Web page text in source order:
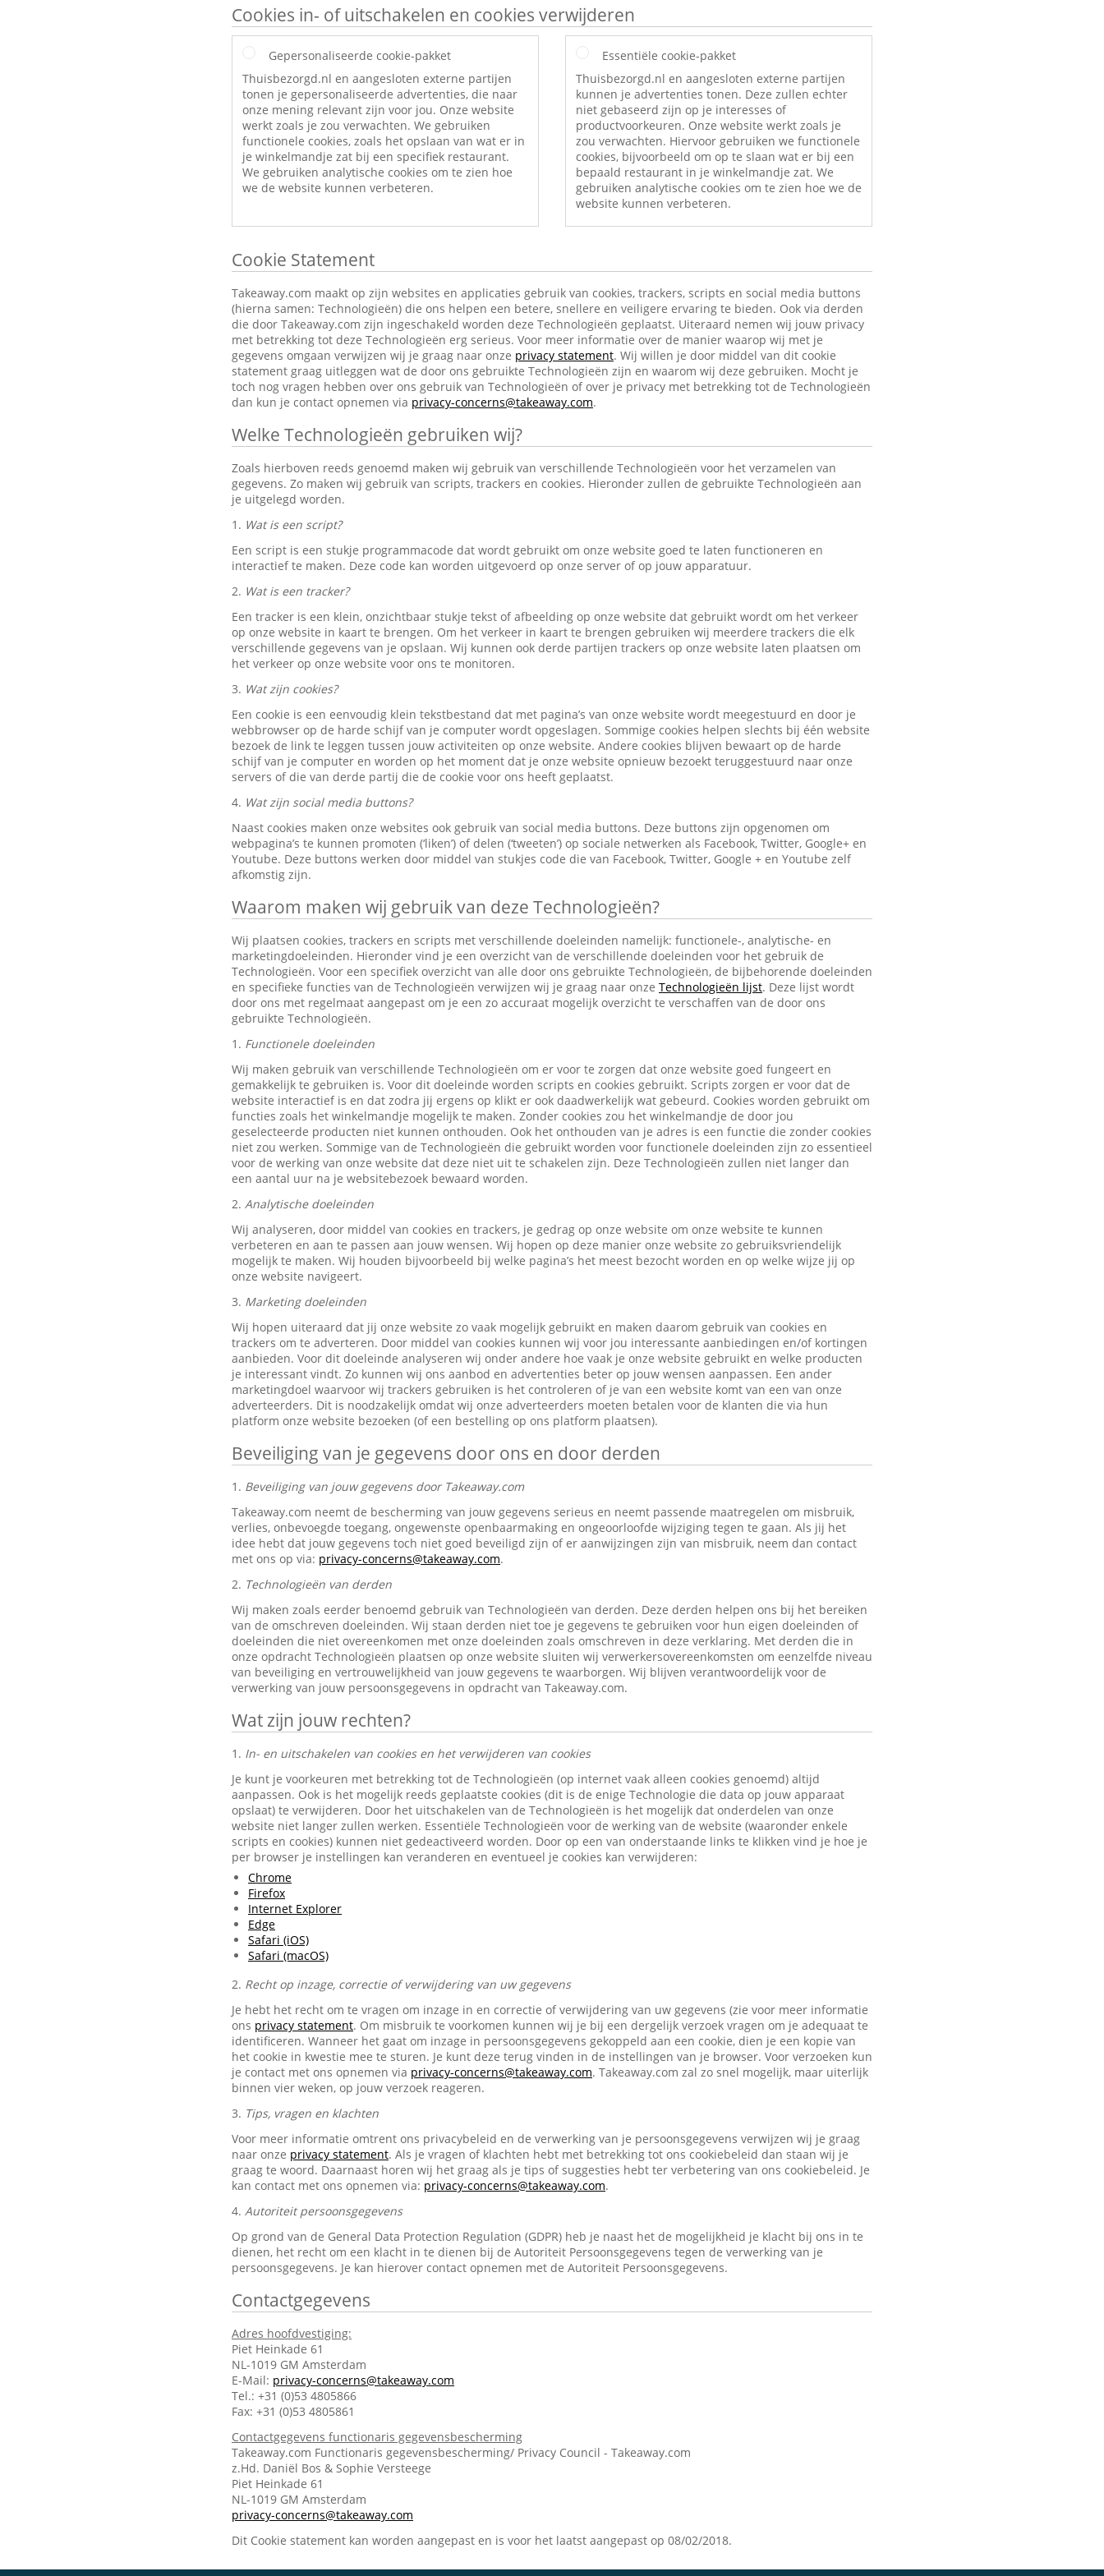
Cookies in- of uitschakelen en cookies verwijderen
Gepersonaliseerde cookie-pakket
Thuisbezorgd.nl en aangesloten externe partijen
tonen je gepersonaliseerde advertenties, die naar
onze mening relevant zijn voor jou. Onze website
werkt zoals je zou verwachten. We gebruiken
functionele cookies, zoals het opslaan van wat er in
je winkelmandje zat bij een specifiek restaurant.
We gebruiken analytische cookies om te zien hoe
we de website kunnen verbeteren.
Essentiële cookie-pakket
Thuisbezorgd.nl en aangesloten externe partijen
kunnen je advertenties tonen. Deze zullen echter
niet gebaseerd zijn op je interesses of
productvoorkeuren. Onze website werkt zoals je
zou verwachten. Hiervoor gebruiken we functionele
cookies, bijvoorbeeld om op te slaan wat er bij een
bepaald restaurant in je winkelmandje zat. We
gebruiken analytische cookies om te zien hoe we de
website kunnen verbeteren.
Cookie Statement
Takeaway.com maakt op zijn websites en applicaties gebruik van cookies, trackers, scripts en social media buttons
(hierna samen: Technologieën) die ons helpen een betere, snellere en veiligere ervaring te bieden. Ook via derden
die door Takeaway.com zijn ingeschakeld worden deze Technologieën geplaatst. Uiteraard nemen wij jouw privacy
met betrekking tot deze Technologieën erg serieus. Voor meer informatie over de manier waarop wij met je
gegevens omgaan verwijzen wij je graag naar onze privacy statement. Wij willen je door middel van dit cookie
statement graag uitleggen wat de door ons gebruikte Technologieën zijn en waarom wij deze gebruiken. Mocht je
toch nog vragen hebben over ons gebruik van Technologieën of over je privacy met betrekking tot de Technologieën
dan kun je contact opnemen via privacy-concerns@takeaway.com.
Welke Technologieën gebruiken wij?
Zoals hierboven reeds genoemd maken wij gebruik van verschillende Technologieën voor het verzamelen van
gegevens. Zo maken wij gebruik van scripts, trackers en cookies. Hieronder zullen de gebruikte Technologieën aan
je uitgelegd worden.
1. Wat is een script?
Een script is een stukje programmacode dat wordt gebruikt om onze website goed te laten functioneren en
interactief te maken. Deze code kan worden uitgevoerd op onze server of op jouw apparatuur.
2. Wat is een tracker?
Een tracker is een klein, onzichtbaar stukje tekst of afbeelding op onze website dat gebruikt wordt om het verkeer
op onze website in kaart te brengen. Om het verkeer in kaart te brengen gebruiken wij meerdere trackers die elk
verschillende gegevens van je opslaan. Wij kunnen ook derde partijen trackers op onze website laten plaatsen om
het verkeer op onze website voor ons te monitoren.
3. Wat zijn cookies?
Een cookie is een eenvoudig klein tekstbestand dat met pagina’s van onze website wordt meegestuurd en door je
webbrowser op de harde schijf van je computer wordt opgeslagen. Sommige cookies helpen slechts bij één website
bezoek de link te leggen tussen jouw activiteiten op onze website. Andere cookies blijven bewaart op de harde
schijf van je computer en worden op het moment dat je onze website opnieuw bezoekt teruggestuurd naar onze
servers of die van derde partij die de cookie voor ons heeft geplaatst.
4. Wat zijn social media buttons?
Naast cookies maken onze websites ook gebruik van social media buttons. Deze buttons zijn opgenomen om
webpagina’s te kunnen promoten (‘liken’) of delen (‘tweeten’) op sociale netwerken als Facebook, Twitter, Google+ en
Youtube. Deze buttons werken door middel van stukjes code die van Facebook, Twitter, Google + en Youtube zelf
afkomstig zijn.
Waarom maken wij gebruik van deze Technologieën?
Wij plaatsen cookies, trackers en scripts met verschillende doeleinden namelijk: functionele-, analytische- en
marketingdoeleinden. Hieronder vind je een overzicht van de verschillende doeleinden voor het gebruik de
Technologieën. Voor een specifiek overzicht van alle door ons gebruikte Technologieën, de bijbehorende doeleinden
en specifieke functies van de Technologieën verwijzen wij je graag naar onze Technologieën lijst. Deze lijst wordt
door ons met regelmaat aangepast om je een zo accuraat mogelijk overzicht te verschaffen van de door ons
gebruikte Technologieën.
1. Functionele doeleinden
Wij maken gebruik van verschillende Technologieën om er voor te zorgen dat onze website goed fungeert en
gemakkelijk te gebruiken is. Voor dit doeleinde worden scripts en cookies gebruikt. Scripts zorgen er voor dat de
website interactief is en dat zodra jij ergens op klikt er ook daadwerkelijk wat gebeurd. Cookies worden gebruikt om
functies zoals het winkelmandje mogelijk te maken. Zonder cookies zou het winkelmandje de door jou
geselecteerde producten niet kunnen onthouden. Ook het onthouden van je adres is een functie die zonder cookies
niet zou werken. Sommige van de Technologieën die gebruikt worden voor functionele doeleinden zijn zo essentieel
voor de werking van onze website dat deze niet uit te schakelen zijn. Deze Technologieën zullen niet langer dan
een aantal uur na je websitebezoek bewaard worden.
2. Analytische doeleinden
Wij analyseren, door middel van cookies en trackers, je gedrag op onze website om onze website te kunnen
verbeteren en aan te passen aan jouw wensen. Wij hopen op deze manier onze website zo gebruiksvriendelijk
mogelijk te maken. Wij houden bijvoorbeeld bij welke pagina’s het meest bezocht worden en op welke wijze jij op
onze website navigeert.
3. Marketing doeleinden
Wij hopen uiteraard dat jij onze website zo vaak mogelijk gebruikt en maken daarom gebruik van cookies en
trackers om te adverteren. Door middel van cookies kunnen wij voor jou interessante aanbiedingen en/of kortingen
aanbieden. Voor dit doeleinde analyseren wij onder andere hoe vaak je onze website gebruikt en welke producten
je interessant vindt. Zo kunnen wij ons aanbod en advertenties beter op jouw wensen aanpassen. Een ander
marketingdoel waarvoor wij trackers gebruiken is het controleren of je van een website komt van een van onze
adverteerders. Dit is noodzakelijk omdat wij onze adverteerders moeten betalen voor de klanten die via hun
platform onze website bezoeken (of een bestelling op ons platform plaatsen).
Beveiliging van je gegevens door ons en door derden
1. Beveiliging van jouw gegevens door Takeaway.com
Takeaway.com neemt de bescherming van jouw gegevens serieus en neemt passende maatregelen om misbruik,
verlies, onbevoegde toegang, ongewenste openbaarmaking en ongeoorloofde wijziging tegen te gaan. Als jij het
idee hebt dat jouw gegevens toch niet goed beveiligd zijn of er aanwijzingen zijn van misbruik, neem dan contact
met ons op via: privacy-concerns@takeaway.com.
2. Technologieën van derden
Wij maken zoals eerder benoemd gebruik van Technologieën van derden. Deze derden helpen ons bij het bereiken
van de omschreven doeleinden. Wij staan derden niet toe je gegevens te gebruiken voor hun eigen doeleinden of
doeleinden die niet overeenkomen met onze doeleinden zoals omschreven in deze verklaring. Met derden die in
onze opdracht Technologieën plaatsen op onze website sluiten wij verwerkersovereenkomsten om eenzelfde niveau
van beveiliging en vertrouwelijkheid van jouw gegevens te waarborgen. Wij blijven verantwoordelijk voor de
verwerking van jouw persoonsgegevens in opdracht van Takeaway.com.
Wat zijn jouw rechten?
1. In- en uitschakelen van cookies en het verwijderen van cookies
Je kunt je voorkeuren met betrekking tot de Technologieën (op internet vaak alleen cookies genoemd) altijd
aanpassen. Ook is het mogelijk reeds geplaatste cookies (dit is de enige Technologie die data op jouw apparaat
opslaat) te verwijderen. Door het uitschakelen van de Technologieën is het mogelijk dat onderdelen van onze
website niet langer zullen werken. Essentiële Technologieën voor de werking van de website (waaronder enkele
scripts en cookies) kunnen niet gedeactiveerd worden. Door op een van onderstaande links te klikken vind je hoe je
per browser je instellingen kan veranderen en eventueel je cookies kan verwijderen:
Chrome
Firefox
Internet Explorer
Edge
Safari (iOS)
Safari (macOS)
2. Recht op inzage, correctie of verwijdering van uw gegevens
Je hebt het recht om te vragen om inzage in en correctie of verwijdering van uw gegevens (zie voor meer informatie
ons privacy statement. Om misbruik te voorkomen kunnen wij je bij een dergelijk verzoek vragen om je adequaat te
identificeren. Wanneer het gaat om inzage in persoonsgegevens gekoppeld aan een cookie, dien je een kopie van
het cookie in kwestie mee te sturen. Je kunt deze terug vinden in de instellingen van je browser. Voor verzoeken kun
je contact met ons opnemen via privacy-concerns@takeaway.com. Takeaway.com zal zo snel mogelijk, maar uiterlijk
binnen vier weken, op jouw verzoek reageren.
3. Tips, vragen en klachten
Voor meer informatie omtrent ons privacybeleid en de verwerking van je persoonsgegevens verwijzen wij je graag
naar onze privacy statement. Als je vragen of klachten hebt met betrekking tot ons cookiebeleid dan staan wij je
graag te woord. Daarnaast horen wij het graag als je tips of suggesties hebt ter verbetering van ons cookiebeleid. Je
kan contact met ons opnemen via: privacy-concerns@takeaway.com.
4. Autoriteit persoonsgegevens
Op grond van de General Data Protection Regulation (GDPR) heb je naast het de mogelijkheid je klacht bij ons in te
dienen, het recht om een klacht in te dienen bij de Autoriteit Persoonsgegevens tegen de verwerking van je
persoonsgegevens. Je kan hierover contact opnemen met de Autoriteit Persoonsgegevens.
Contactgegevens
Adres hoofdvestiging:
Piet Heinkade 61
NL-1019 GM Amsterdam
E-Mail: privacy-concerns@takeaway.com
Tel.: +31 (0)53 4805866
Fax: +31 (0)53 4805861
Contactgegevens functionaris gegevensbescherming
Takeaway.com Functionaris gegevensbescherming/ Privacy Council - Takeaway.com
z.Hd. Daniël Bos & Sophie Versteege
Piet Heinkade 61
NL-1019 GM Amsterdam
privacy-concerns@takeaway.com
Dit Cookie statement kan worden aangepast en is voor het laatst aangepast op 08/02/2018.